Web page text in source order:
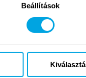
Beállítások